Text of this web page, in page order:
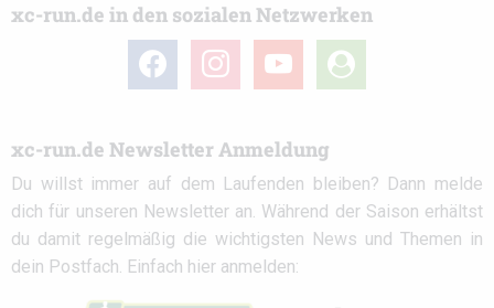
xc-run.de in den sozialen Netzwerken
facebook instagramyoutube
user-
circle
xc-run.de Newsletter Anmeldung
Du willst immer auf dem Laufenden bleiben? Dann melde
dich für unseren Newsletter an. Während der Saison erhältst
du damit regelmäßig die wichtigsten News und Themen in
dein Postfach. Einfach hier anmelden: